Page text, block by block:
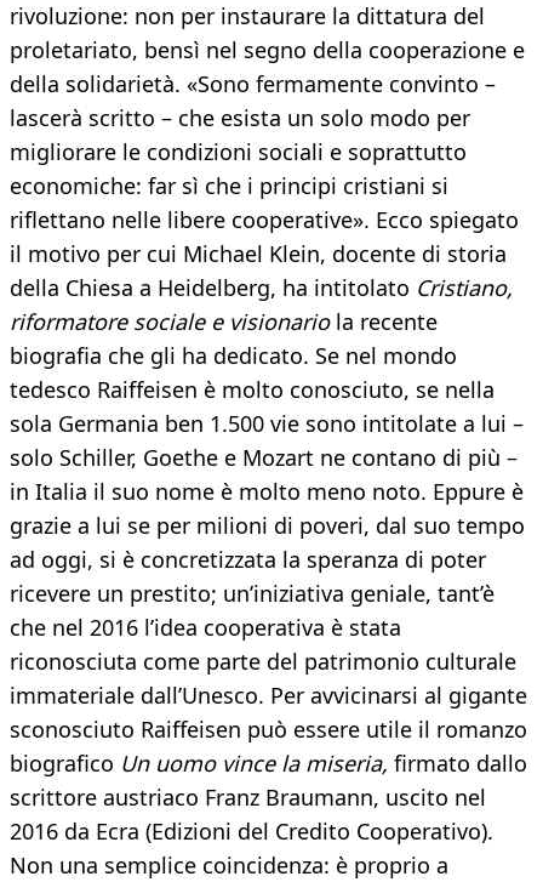
rivoluzione: non per instaurare la dittatura del
proletariato, bensì nel segno della cooperazione e
della solidarietà. «Sono fermamente convinto –
lascerà scritto – che esista un solo modo per
migliorare le condizioni sociali e soprattutto
economiche: far sì che i principi cristiani si
riflettano nelle libere cooperative». Ecco spiegato
il motivo per cui Michael Klein, docente di storia
della Chiesa a Heidelberg, ha intitolato Cristiano,
riformatore sociale e visionariola recente
biografia che gli ha dedicato. Se nel mondo
tedesco Raiffeisen è molto conosciuto, se nella
sola Germania ben 1.500 vie sono intitolate a lui –
solo Schiller, Goethe e Mozart ne contano di più –
in Italia il suo nome è molto meno noto. Eppure è
grazie a lui se per milioni di poveri, dal suo tempo
ad oggi, si è concretizzata la speranza di poter
ricevere un prestito; un’iniziativa geniale, tant’è
che nel 2016 l’idea cooperativa è stata
riconosciuta come parte del patrimonio culturale
immateriale dall’Unesco. Per avvicinarsi al gigante
sconosciuto Raiffeisen può essere utile il romanzo
biografico Un uomo vince la miseria, firmato dallo
scrittore austriaco Franz Braumann, uscito nel
2016 da Ecra (Edizioni del Credito Cooperativo).
Non una semplice coincidenza: è proprio a